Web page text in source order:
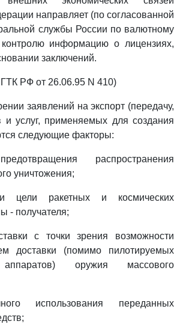
направляет (по согласованной
службы России по валютному
контролю информацию о лицензиях,
заключений.
РФ от 26.06.95 N 410)
заявлений на экспорт (передачу,
и услуг, применяемых для создания
следующие факторы:
распространения
уничтожения;
цели ракетных и космических
- получателя;
с точки зрения возможности
доставки (помимо пилотируемых
аппаратов) оружия массового
использования переданных